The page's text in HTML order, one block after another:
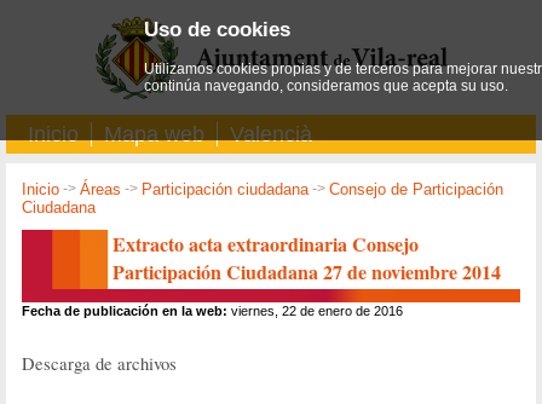
Inicio Mapa web Valencià
Inicio ->Áreas -> Participación ciudadana->Consejo de Participación
Ciudadana
Extracto acta extraordinaria Consejo
Participación Ciudadana 27 de noviembre 2014
Fecha de publicación en la web: viernes, 22 de enero de 2016
Descarga de archivos
Uso de cookies
Utilizamos cookies propias y de terceros para mejorar
continúa navegando, consideramos que acepta su uso.